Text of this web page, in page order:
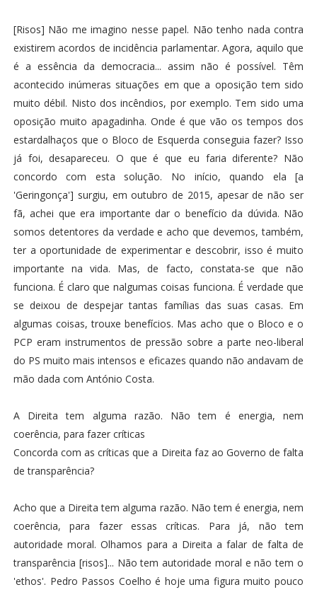
[Risos] Não me imagino nesse papel. Não tenho nada contra
existirem acordos de incidência parlamentar. Agora, aquilo que
é a essência da democracia... assim não é possível. Têm
acontecido inúmeras situações em que a oposição tem sido
muito débil. Nisto dos incêndios, por exemplo. Tem sido uma
oposição muito apagadinha. Onde é que vão os tempos dos
estardalhaços que o Bloco de Esquerda conseguia fazer? Isso
já foi, desapareceu. O que é que eu faria diferente? Não
concordo com esta solução. No início, quando ela [a
'Geringonça'] surgiu, em outubro de 2015, apesar de não ser
fã, achei que era importante dar o benefício da dúvida. Não
somos detentores da verdade e acho que devemos, também,
ter a oportunidade de experimentar e descobrir, isso é muito
importante na vida. Mas, de facto, constata-se que não
funciona. É claro que nalgumas coisas funciona. É verdade que
se deixou de despejar tantas famílias das suas casas. Em
algumas coisas, trouxe benefícios. Mas acho que o Bloco e o
PCP eram instrumentos de pressão sobre a parte neo-liberal
do PS muito mais intensos e eficazes quando não andavam de
mão dada com António Costa.
A Direita tem alguma razão. Não tem é energia, nem
coerência, para fazer críticas
Concorda com as críticas que a Direita faz ao Governo de falta
de transparência?
Acho que a Direita tem alguma razão. Não tem é energia, nem
coerência, para fazer essas críticas. Para já, não tem
autoridade moral. Olhamos para a Direita a falar de falta de
transparência [risos]... Não tem autoridade moral e não tem o
'ethos'. Pedro Passos Coelho é hoje uma figura muito pouco